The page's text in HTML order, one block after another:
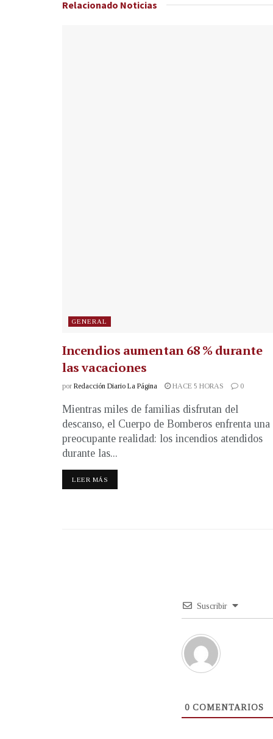
Relacionado Noticias
GENERAL
Incendios aumentan 68 % durante
las vacaciones
por Redacción Diario La Página HACE 5 HORAS 0
Mientras miles de familias disfrutan del
descanso, el Cuerpo de Bomberos enfrenta una
preocupante realidad: los incendios atendidos
durante las...
LEER MÁS
Suscribir
0 COMENTARIOS